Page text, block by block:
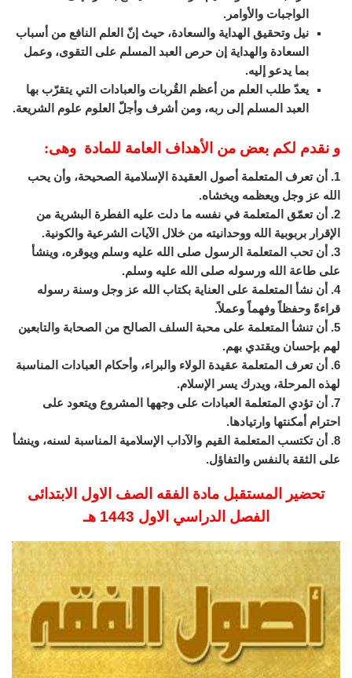
الواجبات والأوامر.
نيل وتحقيق الهداية والسعادة، حيث إنّ العلم النافع من أسباب
السعادة والهداية إن حرص العبد المسلم على التقوى، وعمل
بما يدعو إليه.
يعدّ طلب العلم من أعظم القُربات والعبادات التي يتقرّب بها
العبد المسلم إلى ربه، ومن أشرف وأجلّ العلوم علوم الشريعة.
و نقدم لكم بعض من الأهداف العامة للمادة وهى:
1. أن تعرف المتعلمة أصول العقيدة الإسلامية الصحيحة، وأن يحب
الله عز وجل ويعظمه ويخشاه.
2. أن تعمّق المتعلمة في نفسه ما دلت عليه الفطرة البشرية من
الإقرار بربوبية الله ووحدانيته من خلال الآيات الشرعية والكونية.
3. أن تحب المتعلمة الرسول صلى الله عليه وسلم ويوقره، وينشأ
على طاعة الله ورسوله صلى الله عليه وسلم.
4. أن نشأ المتعلمة على العناية بكتاب الله عز وجل وسنة رسوله
قراءةً وحفظاً وفهماً وعملاً.
5. أن تنشأ المتعلمة على محبة السلف الصالح من الصحابة والتابعين
لهم بإحسان ويقتدي بهم.
6. أن تعرف المتعلمة عقيدة الولاء والبراء، وأحكام العبادات المناسبة
لهذه المرحلة، ويدرك يسر الإسلام.
7. أن تؤدي المتعلمة العبادات على وجهها المشروع ويتعود على
احترام أمكنتها وارتيادها.
8. أن تكتسب المتعلمة القيم والآداب الإسلامية المناسبة لسنه، وينشأ
على الثقة بالنفس والتفاؤل.
تحضير المستقبل مادة الفقه الصف الاول الابتدائى
الفصل الدراسي الاول 1443 هـ